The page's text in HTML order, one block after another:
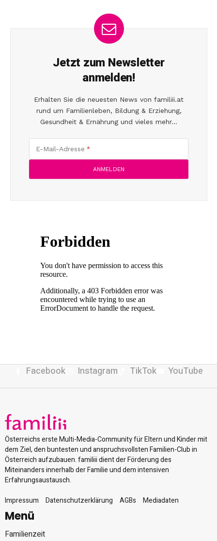
Jetzt zum Newsletter
anmelden!
Erhalten Sie die neuesten News von familiii.at
rund um Familienleben, Bildung & Erziehung,
Gesundheit & Ernährung und vieles mehr...
E-Mail-Adresse
Facebook Instagram TikTok YouTube
Österreichs erste Multi-Media-Community für Eltern und Kinder mit
dem Ziel, den buntesten und anspruchsvollsten Familien-Club in
Österreich aufzubauen. familiii dient der Förderung des
Miteinanders innerhalb der Familie und dem intensiven
Erfahrungsaustausch.
Impressum
Datenschutzerklärung AGBs Mediadaten
Menü
Familienzeit